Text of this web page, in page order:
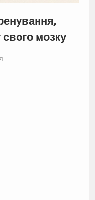
мозку